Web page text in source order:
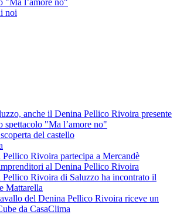
"Ma l’amore no"
noi
anche il Denina Pellico Rivoira presente
spettacolo "Ma l’amore no"
del castello
Rivoira partecipa a Mercandè
al Denina Pellico Rivoira
Rivoira di Saluzzo ha incontrato il
Mattarella
del Denina Pellico Rivoira riceve un
da CasaClima